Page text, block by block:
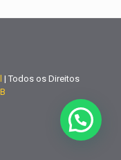
| Todos os Direitos